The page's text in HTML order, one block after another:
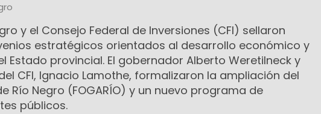
y el Consejo Federal de Inversiones (CFI) sellaron
estratégicos orientados al desarrollo económico y
Estado provincial. El gobernador Alberto Weretilneck y
CFI, Ignacio Lamothe, formalizaron la ampliación del
Río Negro (FOGARÍO) y un nuevo programa de
públicos.